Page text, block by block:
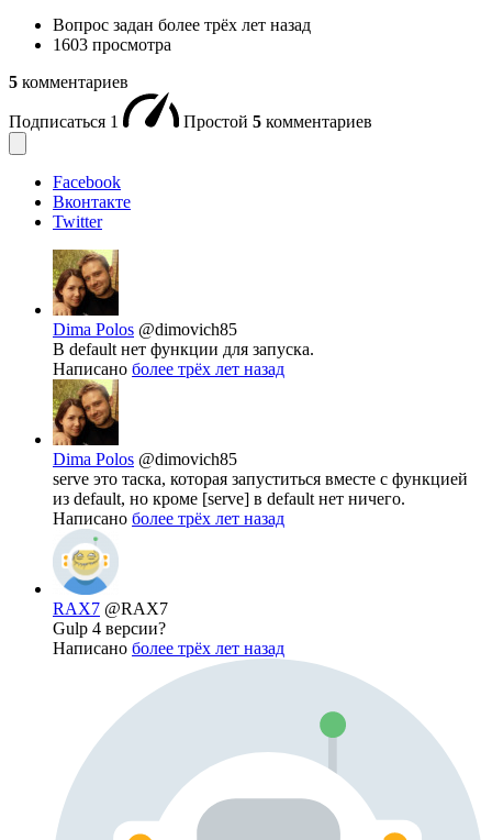
Вопрос задан более трёх лет назад
1603 просмотра
5 комментариев
Подписаться 1 Простой 5 комментариев
Facebook
Вконтакте
Twitter
Dima Polos @dimovich85
В default нет функции для запуска.
Написано более трёх лет назад
Dima Polos @dimovich85
serve это таска, которая запуститься вместе с функцией
из default, но кроме [serve] в default нет ничего.
Написано более трёх лет назад
RAX7 @RAX7
Gulp 4 версии?
Написано более трёх лет назад